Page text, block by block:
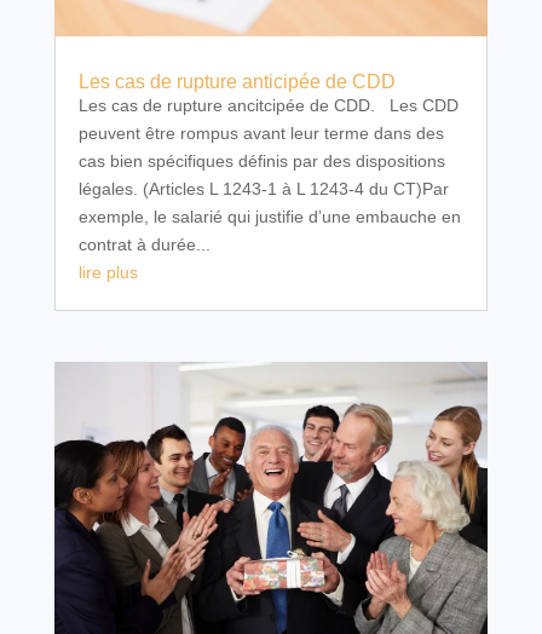
Les cas de rupture anticipée de CDD
Les cas de rupture ancitcipée de CDD. Les CDD
peuvent être rompus avant leur terme dans des
cas bien spécifiques définis par des dispositions
légales. (Articles L 1243-1 à L 1243-4 du CT)Par
exemple, le salarié qui justifie d’une embauche en
contrat à durée...
lire plus